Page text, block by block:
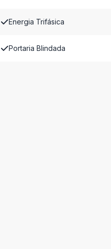
Energia Trifásica
Portaria Blindada